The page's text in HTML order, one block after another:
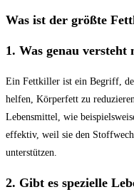
Was ist der ⁣größte
1. Was genau
Ein Fettkiller ist ein Begriff,
helfen, Körperfett zu
Lebensmittel, ​wie
effektiv, weil sie den
unterstützen.
2. Gibt es spezielle​